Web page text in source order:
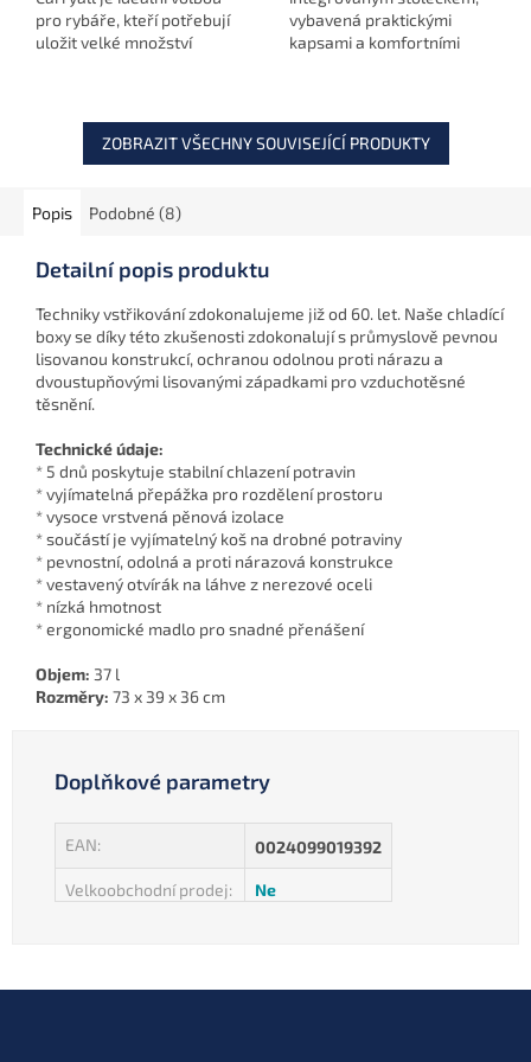
pro rybáře, kteří potřebují
uložit velké množství
vybavená praktickými
kapsami a komfortními
ZOBRAZIT VŠECHNY SOUVISEJÍCÍ PRODUKTY
Popis Podobné (8)
Detailní popis produktu
Techniky vstřikování zdokonalujeme již od 60. let. Naše chladící
boxy se díky této zkušenosti zdokonalují s průmyslově pevnou
lisovanou konstrukcí, ochranou odolnou proti nárazu a
dvoustupňovými lisovanými západkami pro vzduchotěsné
těsnění.
Technické údaje:
* 5 dnů poskytuje stabilní chlazení potravin
* vyjímatelná přepážka pro rozdělení prostoru
* vysoce vrstvená pěnová izolace
* součástí je vyjímatelný koš na drobné potraviny
* pevnostní, odolná a proti nárazová konstrukce
* vestavený otvírák na láhve z nerezové oceli
* nízká hmotnost
* ergonomické madlo pro snadné přenášení
Objem: 37 l
Rozměry: 73 x 39 x 36 cm
Doplňkové parametry
EAN: 0024099019392
Velkoobchodní prodej: Ne